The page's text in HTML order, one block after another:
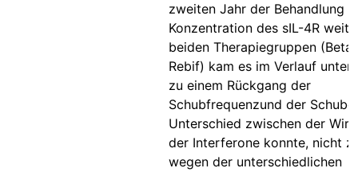
zweiten Jahr der Behandlung
Konzentration des sIL-4R
beiden Therapiegruppen
Rebif) kam es im Verlauf unter
zu einem Rückgang der
Schubfrequenzund der
Unterschied zwischen der
der Interferone konnte, nicht
wegen der unterschiedlichen